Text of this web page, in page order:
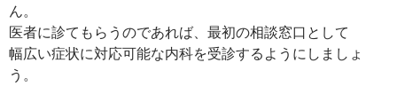
ん。
医者に診てもらうのであれば、最初の相談窓口として
幅広い症状に対応可能な内科を受診するようにしましょ
う。